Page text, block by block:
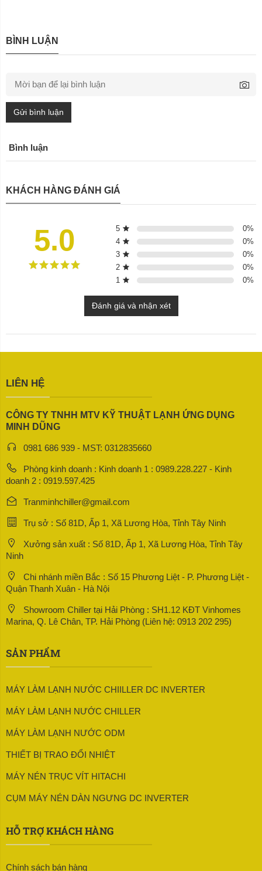
BÌNH LUẬN
Gửi bình luận
Bình luận
KHÁCH HÀNG ĐÁNH GIÁ
5.0 5 0%
4
0%
3
0%
2
0%
1
0%
Đánh giá và nhận xét
LIÊN HỆ
CÔNG TY TNHH MTV KỸ THUẬT LẠNH ỨNG DỤNG
MINH DŨNG
0981 686 939 - MST: 0312835660
Phòng kinh doanh : Kinh doanh 1 : 0989.228.227 - Kinh
doanh 2 : 0919.597.425
Tranminhchiller@gmail.com
Trụ sở : Số 81D, Ấp 1, Xã Lương Hòa, Tỉnh Tây Ninh
Xưởng sản xuất : Số 81D, Ấp 1, Xã Lương Hòa, Tỉnh Tây
Ninh
Chi nhánh miền Bắc : Số 15 Phương Liệt - P. Phương Liệt -
Quận Thanh Xuân - Hà Nội
Showroom Chiller tại Hải Phòng : SH1.12 KĐT Vinhomes
Marina, Q. Lê Chân, TP. Hải Phòng (Liên hệ: 0913 202 295)
SẢN PHẨM
MÁY LÀM LẠNH NƯỚC CHIILLER DC INVERTER
MÁY LÀM LẠNH NƯỚC CHILLER
MÁY LÀM LẠNH NƯỚC ODM
THIẾT BỊ TRAO ĐỔI NHIỆT
MÁY NÉN TRỤC VÍT HITACHI
CỤM MÁY NÉN DÀN NGƯNG DC INVERTER
HỖ TRỢ KHÁCH HÀNG
Chính sách bán hàng